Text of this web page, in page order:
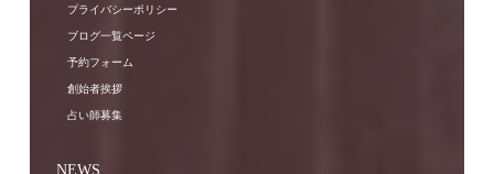
プライバシーポリシー
ブログ一覧ページ
予約フォーム
創始者挨拶
占い師募集
NEWS